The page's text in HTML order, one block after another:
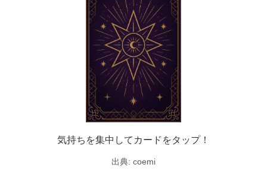
気持ちを集中してカードをタップ！
出典: coemi